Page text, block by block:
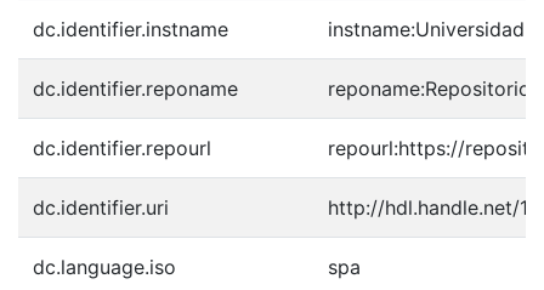
dc.identifier.instname instname:Universidad
dc.identifier.reponame reponame:Repositorio
dc.identifier.repourl repourl:https://
dc.identifier.uri http://hdl.handle.net/
dc.language.iso spa